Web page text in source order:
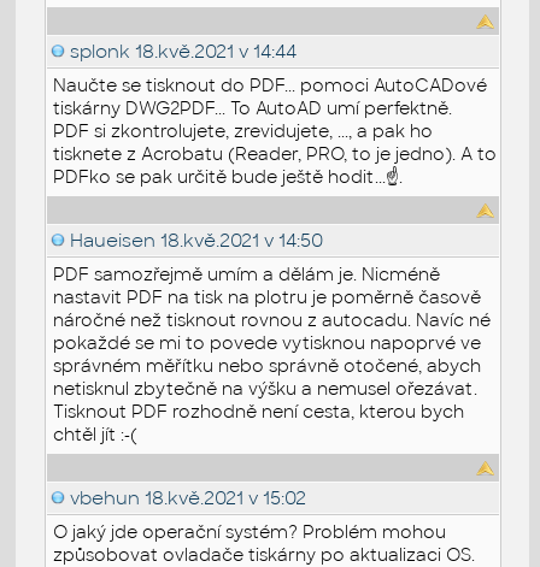
splonk 18.kvě.2021 v 14:44
Naučte se tisknout do PDF... pomoci AutoCADové
tiskárny DWG2PDF... To AutoAD umí perfektně.
PDF si zkontrolujete, zrevidujete, ..., a pak ho
tisknete z Acrobatu (Reader, PRO, to je jedno). A to
PDFko se pak určitě bude ještě hodit...☝.
Haueisen 18.kvě.2021 v 14:50
PDF samozřejmě umím a dělám je. Nicméně
nastavit PDF na tisk na plotru je poměrně časově
náročné než tisknout rovnou z autocadu. Navíc né
pokaždé se mi to povede vytisknou napoprvé ve
správném měřítku nebo správně otočené, abych
netisknul zbytečně na výšku a nemusel ořezávat.
Tisknout PDF rozhodně není cesta, kterou bych
chtěl jít :-(
vbehun 18.kvě.2021 v 15:02
O jaký jde operační systém? Problém mohou
způsobovat ovladače tiskárny po aktualizaci OS.